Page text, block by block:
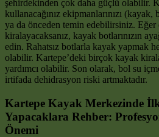
şehirdekinden çok daha güçlü olabilir.
kullanacağınız ekipmanlarınızı
ya da önceden temin edebilirsiniz. Eğer
kiralayacaksanız, kayak botlarınızın
edin. Rahatsız botlarla kayak yapmak
olabilir. Kartepe’deki birçok kayak
yardımcı olabilir. Son olarak, bol su
irtifada dehidrasyon riski artmaktadır.
Kartepe Kayak Merkezinde
Yapacaklara Rehber:
Önemi